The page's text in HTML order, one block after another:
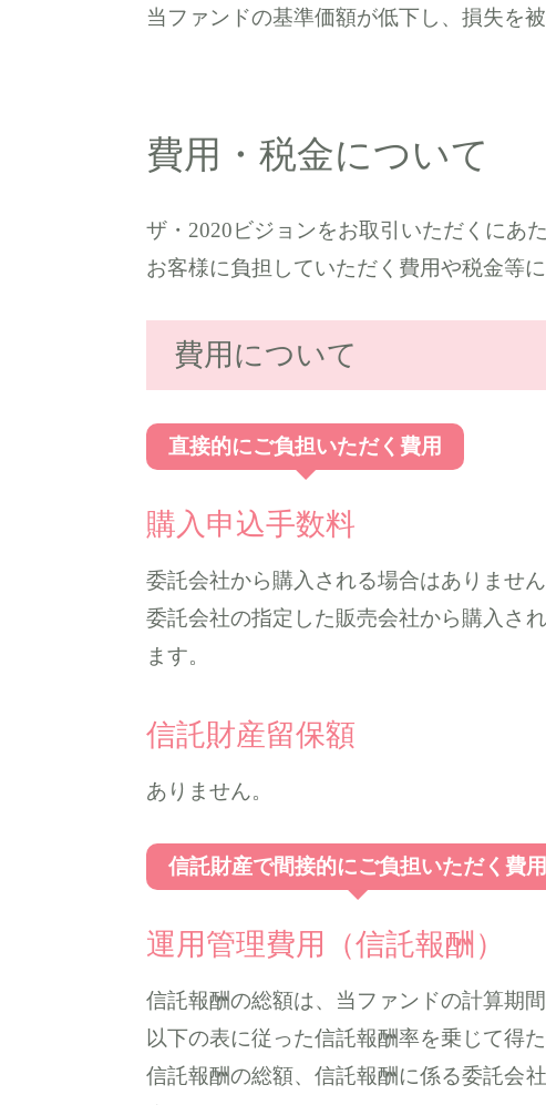
当ファンドの基準価額が低下し、損失を
費用・税金について
ザ・2020ビジョンをお取引いただくにあた
お客様に負担していただく費用や税金等
費用について
直接的にご負担いただく費用
購入申込手数料
委託会社から購入される場合はありません
委託会社の指定した販売会社から購入さ
ます。
信託財産留保額
ありません。
信託財産で間接的にご負担いただく費用
運用管理費用（信託報酬）
信託報酬の総額は、当ファンドの計算期
以下の表に従った信託報酬率を乗じて得た
信託報酬の総額、信託報酬に係る委託会